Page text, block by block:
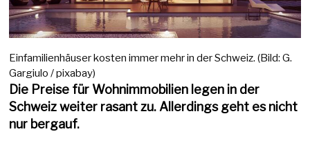
Einfamilienhäuser kosten immer mehr in der Schweiz. (Bild: G.
Gargiulo / pixabay)
Die Preise für Wohnimmobilien legen in der
Schweiz weiter rasant zu. Allerdings geht es nicht
nur bergauf.